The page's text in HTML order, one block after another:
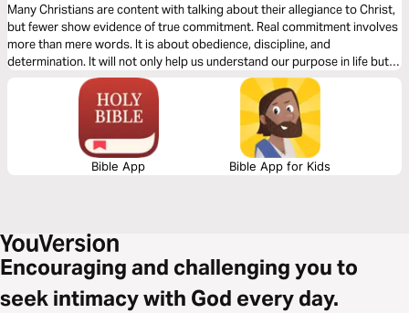
Many Christians are content with talking about their allegiance to Christ,
but fewer show evidence of true commitment. Real commitment involves
more than mere words. It is about obedience, discipline, and
determination. It will not only help us understand our purpose in life but
also help see us through its storms and struggles. Let bestselling author
Lois Evans guide you into a deeper level of commitment to Christ.
Bible App Bible App for Kids
Encouraging and challenging you to
seek intimacy with God every day.